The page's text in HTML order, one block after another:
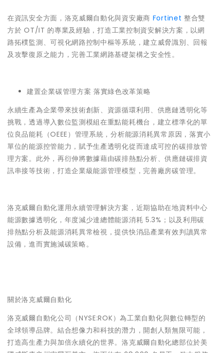
在資訊安全方面，洛克威爾自動化與資安廠商 Fortinet 整合雙
方於 OT/IT 的專業及經驗，打造工業控制資安解決方案，以網
路拓樸監測、可視化網路控制中樞等系統，建立威脅識別、回報
及攻擊復原之能力，完善工業網路基礎架構之安全性。
建置企業碳管理方案 落實綠色改革策略
永續生產為企業帶來技術創新、資源循環利用、供應鏈透明化等
挑戰，透過導入數位監測模組在重點能耗機台，建立標準化的單
位良品能耗（OEEE）管理系統，分析能源消耗異常原因，落實小
單位的能源控管能力，賦予生產透明化從而達成可控的碳排放管
理方案。此外，再衍伸將數據藉由碳排熱點分析、供應鏈碳排資
訊串接等技術，打造企業級能源管理模型，完善廠房碳管理。
洛克威爾自動化運用永續管理解決方案，近期協助在地資料中心
能源數據透明化，年度減少達總體能源消耗 5.3%；以及利用碳
排熱點分析及能源消耗異常檢視，提供快消品產業有效判讀異常
設備，進而實施減碳策略。
關於洛克威爾自動化
洛克威爾自動化公司（NYSE:ROK）為工業自動化與數位轉型的
全球領導品牌。結合想像力和科技的潛力，開創人類無限可能，
打造高生產力與加倍永續化的世界。洛克威爾自動化總部位於美